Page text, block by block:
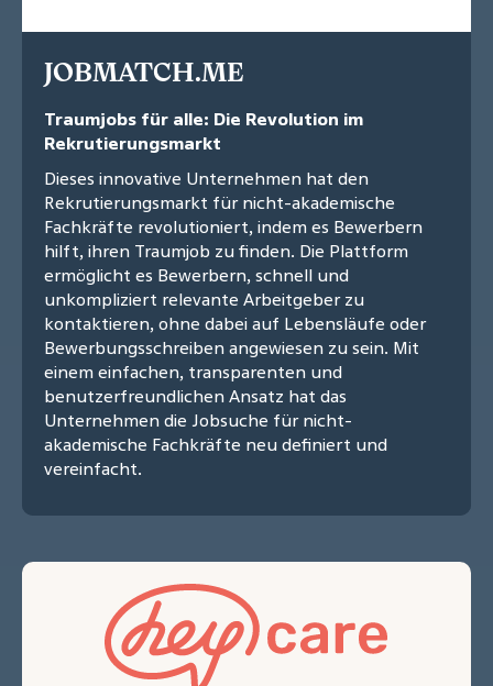
JOBMATCH.ME
Traumjobs für alle: Die Revolution im
Rekrutierungsmarkt
Dieses innovative Unternehmen hat den
Rekrutierungsmarkt für nicht-akademische
Fachkräfte revolutioniert, indem es Bewerbern
hilft, ihren Traumjob zu finden. Die Plattform
ermöglicht es Bewerbern, schnell und
unkompliziert relevante Arbeitgeber zu
kontaktieren, ohne dabei auf Lebensläufe oder
Bewerbungsschreiben angewiesen zu sein. Mit
einem einfachen, transparenten und
benutzerfreundlichen Ansatz hat das
Unternehmen die Jobsuche für nicht-
akademische Fachkräfte neu definiert und
vereinfacht.